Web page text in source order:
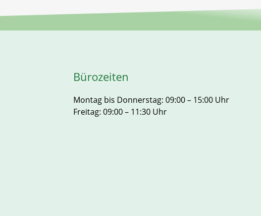
Bürozeiten
Montag bis Donnerstag: 09:00 – 15:00 Uhr
Freitag: 09:00 – 11:30 Uhr